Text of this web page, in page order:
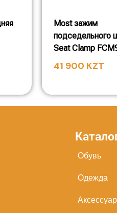
Most зажим
подседельного
Seat Clamp
41 900 KZT
Обувь
Одежда